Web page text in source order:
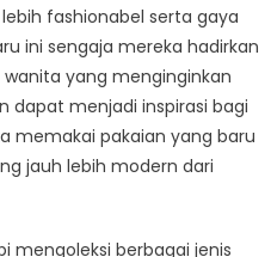
fashionabel serta gaya
ini sengaja mereka hadirkan
yang menginginkan
dapat menjadi inspirasi bagi
memakai pakaian yang baru
jauh lebih modern dari
mengoleksi berbagai jenis